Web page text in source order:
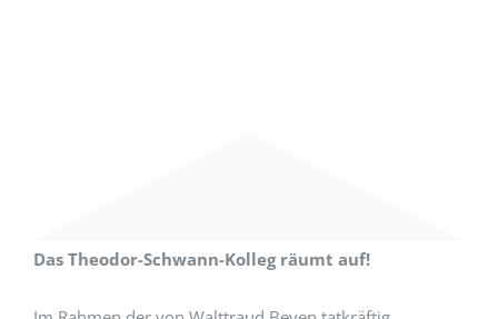
Das Theodor-Schwann-Kolleg räumt auf!